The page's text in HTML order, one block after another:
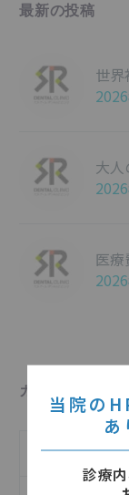
最新の投稿
世
大人
医療
カテゴリー
インフォメ
当院の
診療